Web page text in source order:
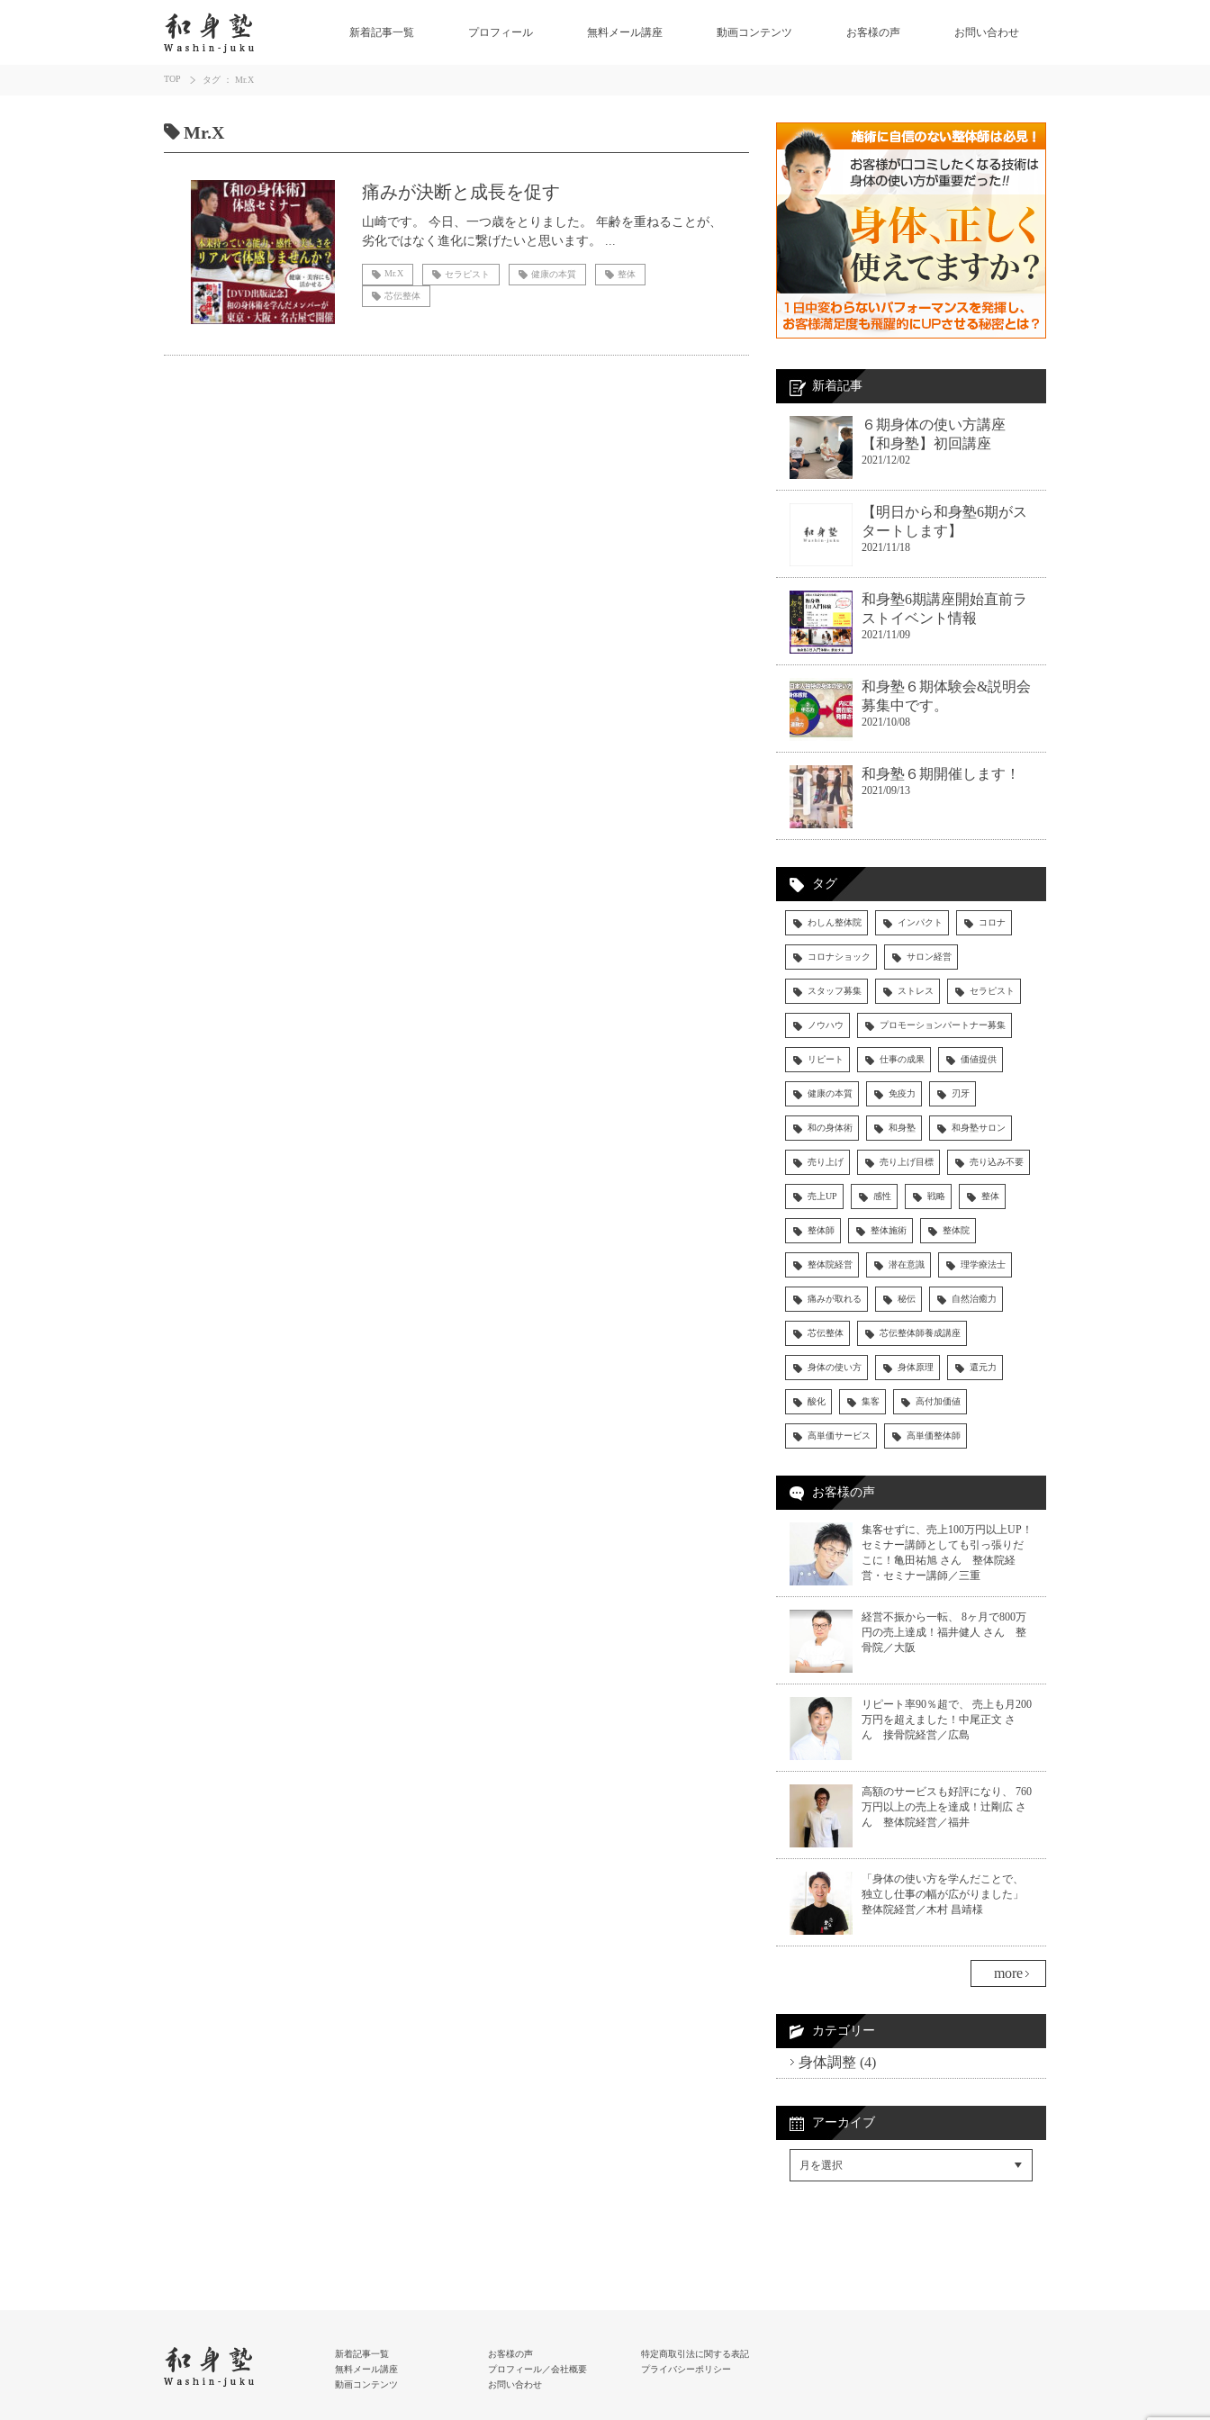
新着記事一覧 プロフィール 無料メール講座 動画コンテンツ お客様の声 お問い合わせ
TOP タグ ： Mr.X
Mr.X
痛みが決断と成長を促す
山崎です。 今日、一つ歳をとりました。 年齢を重ねることが、
劣化ではなく進化に繋げたいと思います。 ...
Mr.X セラピスト 健康の本質 整体
芯伝整体
新着記事
６期身体の使い方講座
【和身塾】初回講座
2021/12/02
【明日から和身塾6期がス
タートします】
2021/11/18
和身塾6期講座開始直前ラ
ストイベント情報
2021/11/09
和身塾６期体験会&説明会
募集中です。
2021/10/08
和身塾６期開催します！
2021/09/13
タグ
わしん整体院 インパクト コロナ
コロナショック サロン経営
スタッフ募集 ストレス セラピスト
ノウハウ プロモーションパートナー募集
リピート 仕事の成果 価値提供
健康の本質 免疫力 刃牙
和の身体術 和身塾 和身塾サロン
売り上げ 売り上げ目標 売り込み不要
売上UP 感性 戦略 整体
整体師 整体施術 整体院
整体院経営 潜在意識 理学療法士
痛みが取れる 秘伝 自然治癒力
芯伝整体 芯伝整体師養成講座
身体の使い方 身体原理 還元力
酸化 集客 高付加価値
高単価サービス 高単価整体師
お客様の声
集客せずに、売上100万円以上UP！
セミナー講師としても引っ張りだ
こに！亀田祐旭 さん 整体院経
営・セミナー講師／三重
経営不振から一転、 8ヶ月で800万
円の売上達成！福井健人 さん 整
骨院／大阪
リピート率90％超で、 売上も月200
万円を超えました！中尾正文 さ
ん 接骨院経営／広島
高額のサービスも好評になり、 760
万円以上の売上を達成！辻剛広 さ
ん 整体院経営／福井
「身体の使い方を学んだことで、
独立し仕事の幅が広がりました」
整体院経営／木村 昌靖様
more
カテゴリー
身体調整 (4)
アーカイブ
新着記事一覧
無料メール講座
動画コンテンツ
お客様の声
プロフィール／会社概要
お問い合わせ
特定商取引法に関する表記
プライバシーポリシー